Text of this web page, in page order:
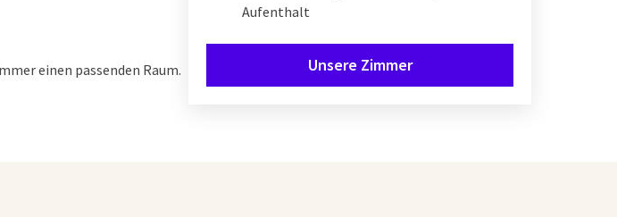
einen passenden Raum.
Aufenthalt
Unsere Zimmer